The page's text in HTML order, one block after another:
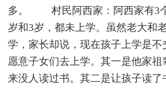
多。 村民阿西家：阿西家有3
岁和3岁，都未上学。虽然老大和
学，家长却说，现在孩子上学是
愿意子女们去上学。其一是他家
来没人读过书。其二是让孩子读